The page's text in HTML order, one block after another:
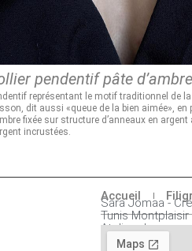
pendentif pâte d’ambre
représentant le motif traditionnel de
dit aussi «queue de la bien aimée», en
fixée sur structure d’anneaux en argent
incrustées.
Accueil
Sara Jomaa -
Tunis Montplaisir
Atelier-
ou sur rendez-